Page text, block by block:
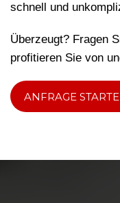
schnell und
Überzeugt? Fragen
profitieren Sie von
ANFRAGE